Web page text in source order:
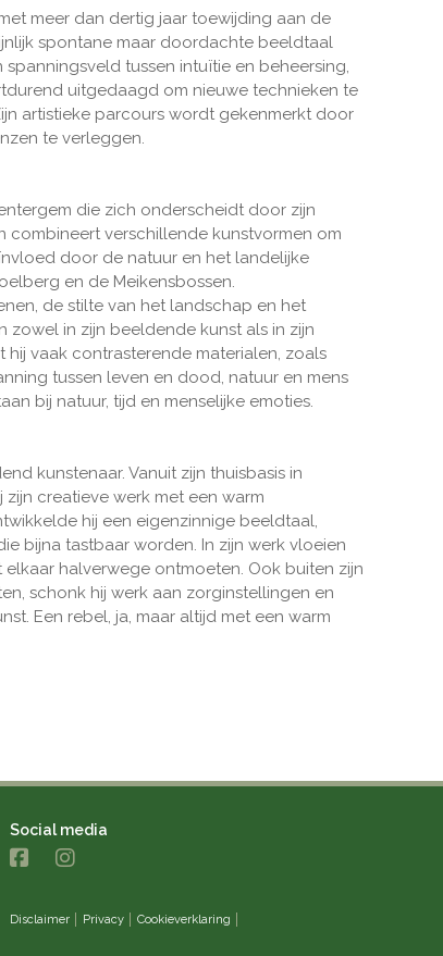
meer dan dertig jaar toewijding aan de
spontane maar doordachte beeldtaal
tussen intuïtie en beheersing,
uitgedaagd om nieuwe technieken te
artistieke parcours wordt gekenmerkt door
te verleggen.
die zich onderscheidt door zijn
combineert verschillende kunstvormen om
door de natuur en het landelijke
en de Meikensbossen.
de stilte van het landschap en het
zowel in zijn beeldende kunst als in zijn
vaak contrasterende materialen, zoals
tussen leven en dood, natuur en mens
bij natuur, tijd en menselijke emoties.
kunstenaar. Vanuit zijn thuisbasis in
creatieve werk met een warm
hij een eigenzinnige beeldtaal,
bijna tastbaar worden. In zijn werk vloeien
halverwege ontmoeten. Ook buiten zijn
schonk hij werk aan zorginstellingen en
Een rebel, ja, maar altijd met een warm
Social media
Disclaimer Privacy Cookieverklaring